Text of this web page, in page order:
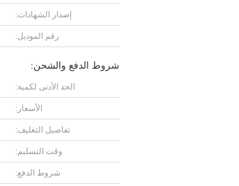
إصدار الشهادات:
رقم الموديل:
شروط الدفع والشحن:
الحد الأدنى لكمية:
الأسعار:
تفاصيل التغليف:
وقت التسليم:
شروط الدفع: